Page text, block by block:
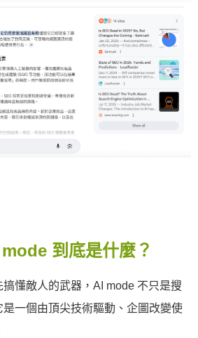
到底是什麼？
懂敵人的武器，AI mode 不只是搜
一個由頂尖技術驅動、企圖改變使